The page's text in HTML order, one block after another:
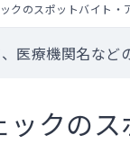
クのスポットバイト・
医療機関名な
クの